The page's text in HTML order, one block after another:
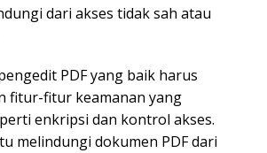
dari akses tidak sah atau
PDF yang baik harus
fitur-fitur keamanan yang
enkripsi dan kontrol akses.
melindungi dokumen PDF dari